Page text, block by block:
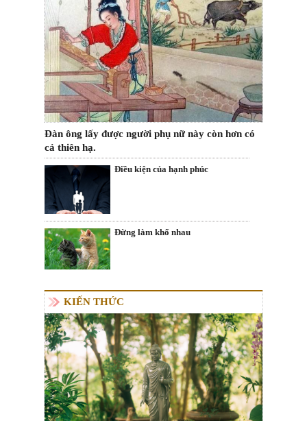
Đàn ông lấy được người phụ nữ này còn hơn có
cả thiên hạ.
Điều kiện của hạnh phúc
Đừng làm khổ nhau
KIẾN THỨC